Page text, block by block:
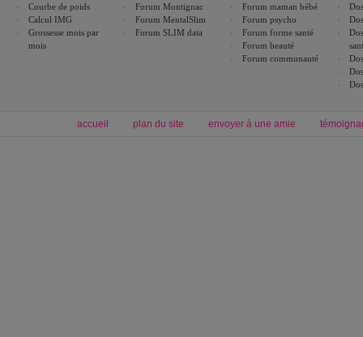
Courbe de poids
Calcul IMG
Grossesse mois par
mois
Forum Montignac
Forum MentalSlim
Forum SLIM data
Forum maman bébé
Forum psycho
Forum forme santé
Forum beauté
Forum communauté
accueil plan du site envoyer à une amie